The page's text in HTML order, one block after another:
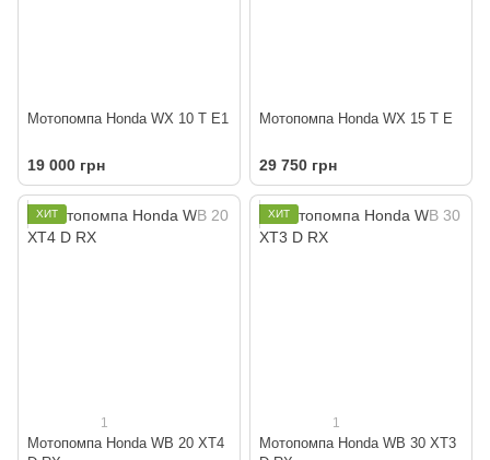
Мотопомпа Honda WX 10 T E1
19 000 грн
Мотопомпа Honda WX 15 T E
29 750 грн
ХИТ
1
Мотопомпа Honda WB 20 XT4
ХИТ
1
Мотопомпа Honda WB 30 XT3